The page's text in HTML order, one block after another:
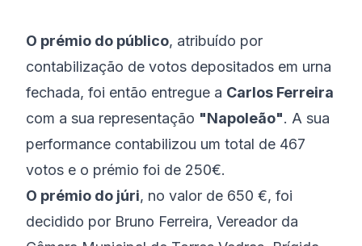
O prémio do público, atribuído por
contabilização de votos depositados em urna
fechada, foi então entregue a Carlos Ferreira
com a sua representação "Napoleão". A sua
performance contabilizou um total de 467
votos e o prémio foi de 250€.
O prémio do júri, no valor de 650 €, foi
decidido por Bruno Ferreira, Vereador da